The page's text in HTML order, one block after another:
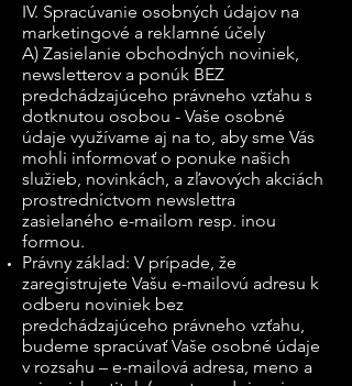
IV. Spracúvanie osobných údajov na
marketingové a reklamné účely
A) Zasielanie obchodných noviniek,
newsletterov a ponúk BEZ
predchádzajúceho právneho vzťahu s
dotknutou osobou - Vaše osobné
údaje využívame aj na to, aby sme Vás
mohli informovať o ponuke našich
služieb, novinkách, a zľavových akciách
prostredníctvom newslettra
zasielaného e-mailom resp. inou
formou.
Právny základ: V prípade, že
zaregistrujete Vašu e-mailovú adresu k
odberu noviniek bez
predchádzajúceho právneho vzťahu,
budeme spracúvať Vaše osobné údaje
v rozsahu – e-mailová adresa, meno a